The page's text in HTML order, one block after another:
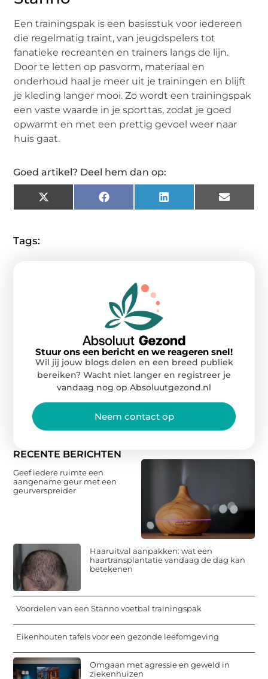
Een trainingspak is een basisstuk voor iedereen
die regelmatig traint, van jeugdspelers tot
fanatieke recreanten en trainers langs de lijn.
Door te letten op pasvorm, materiaal en
onderhoud haal je meer uit je trainingen en blijft
je kleding langer mooi. Zo wordt een trainingspak
een vaste waarde in je sporttas, zodat je goed
opwarmt en met een prettig gevoel weer naar
huis gaat.
Goed artikel? Deel hem dan op:
X
(Twitter)
Facebook LinkedIn Email
Tags:
RECENTE BERICHTEN
Geef iedere ruimte een
aangename geur met een
geurverspreider
Haaruitval aanpakken: wat een
haartransplantatie vandaag de dag kan
betekenen
Voordelen van een Stanno voetbal trainingspak
Eikenhouten tafels voor een gezonde leefomgeving
Omgaan met agressie en geweld in
ziekenhuizen
Stuur ons een bericht en we reageren snel!
Wil jij jouw blogs delen en een breed publiek
bereiken? Wacht niet langer en registreer je
vandaag nog op Absoluutgezond.nl
Neem contact op